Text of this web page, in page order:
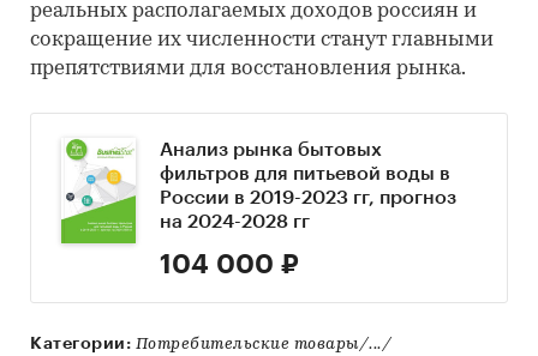
реальных располагаемых доходов россиян и
сокращение их численности станут главными
препятствиями для восстановления рынка.
Анализ рынка бытовых
фильтров для питьевой воды в
России в 2019-2023 гг, прогноз
на 2024-2028 гг
104 000 ₽
Категории: Потребительские товары/.../